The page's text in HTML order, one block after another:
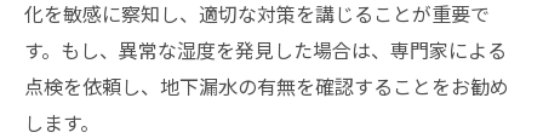
事例紹介
港区の地下漏水事例から学ぶ教訓
化を敏感に察知し、適切な対策を講じることが重要で
す。もし、異常な湿度を発見した場合は、専門家による
点検を依頼し、地下漏水の有無を確認することをお勧め
します。